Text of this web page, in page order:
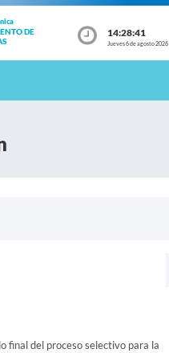
DE
14:28:41
Jueves 6 de agosto 2026
final del proceso selectivo para la